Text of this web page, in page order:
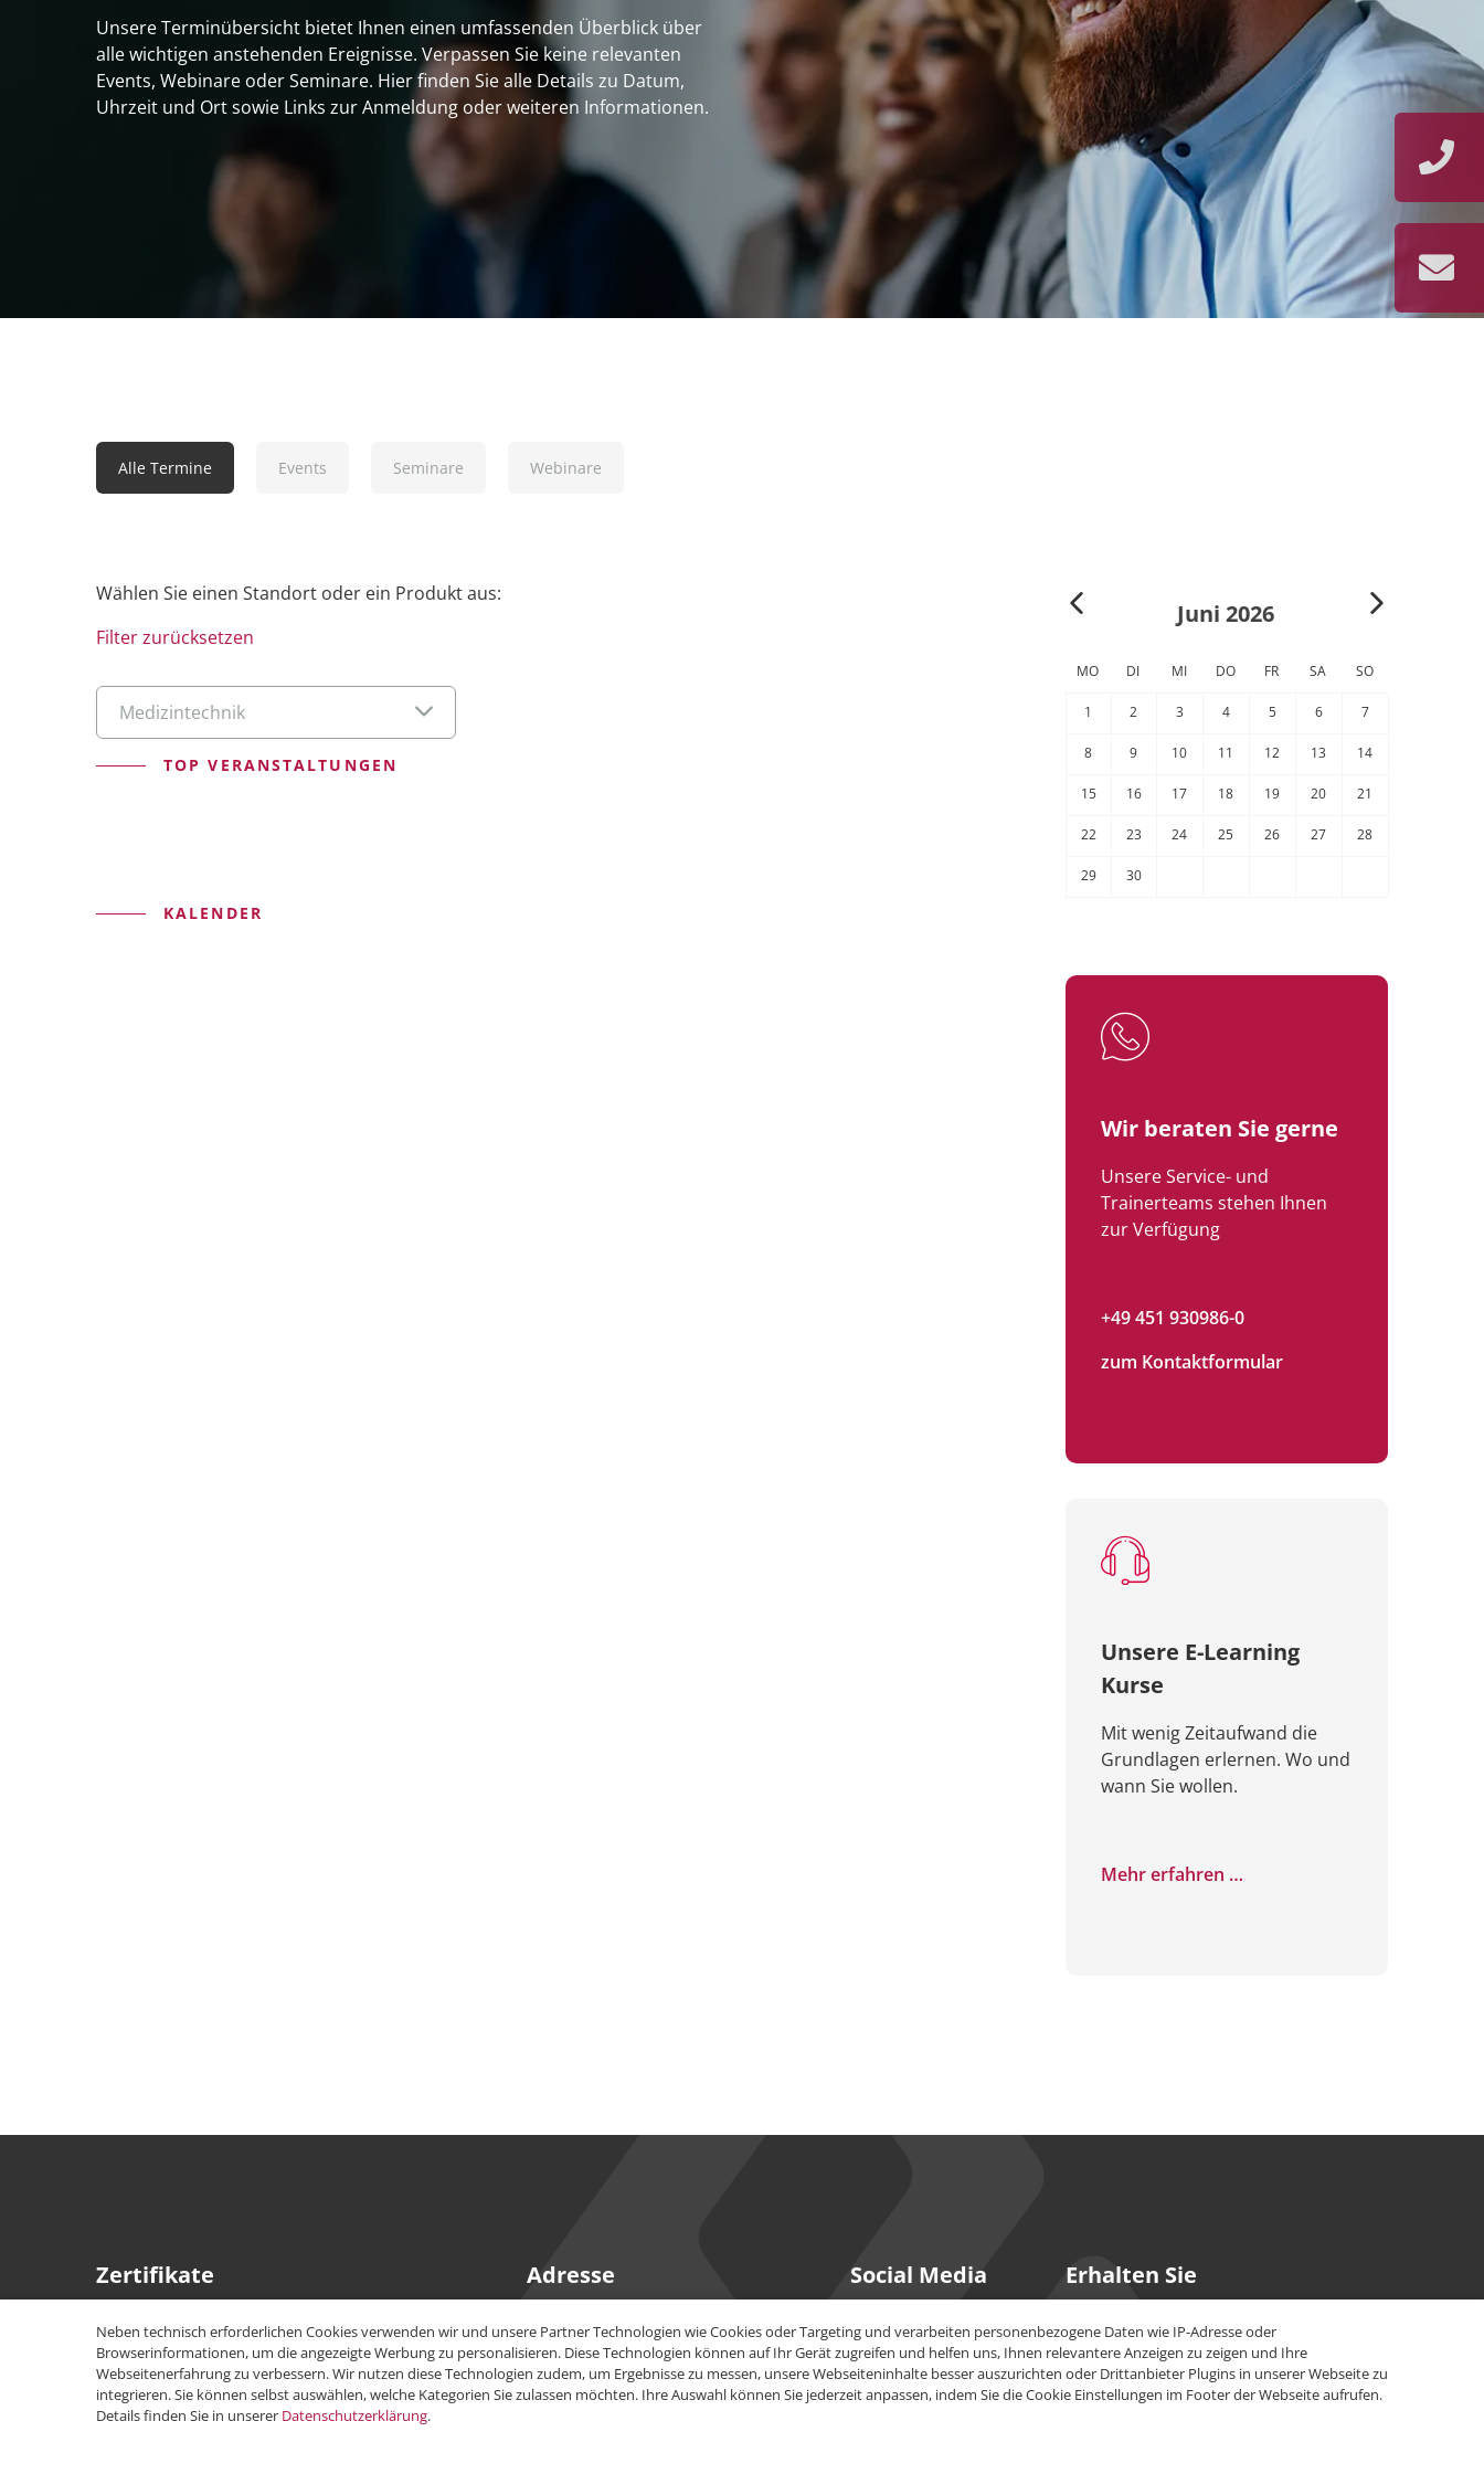
Digital Thread
Engineering & Risk Management
PeakAvenue FaultTree+
PeakAvenue PPAP
Unsere Terminübersicht bietet Ihnen einen umfassenden Überblick über
alle wichtigen anstehenden Ereignisse. Verpassen Sie keine relevanten
Events, Webinare oder Seminare. Hier finden Sie alle Details zu Datum,
Uhrzeit und Ort sowie Links zur Anmeldung oder weiteren Informationen.
Alle Termine Events Seminare Webinare
Wählen Sie einen Standort oder ein Produkt aus:
Filter zurücksetzen
Medizintechnik
TOP VERANSTALTUNGEN
KALENDER
Juni 2026
MO DI MI DO FR SA SO
1 2 3 4 5 6 7
8 9 10 11 12 13 14
15 16 17 18 19 20 21
22 23 24 25 26 27 28
29 30
Wir beraten Sie gerne
Unsere Service- und
Trainerteams stehen Ihnen
zur Verfügung
+49 451 930986-0
zum Kontaktformular
Unsere E-Learning
Kurse
Mit wenig Zeitaufwand die
Grundlagen erlernen. Wo und
wann Sie wollen.
Mehr erfahren …
Zertifikate Adresse
PeakAvenue GmbH
Maria-Goeppert-Str. 15
23562 Lübeck
Social Media
YouTube
LinkedIn
Erhalten Sie
unsere Updates
Bleiben Sie stets informiert über unsere
neuesten Innovationen und Erfolgstipps.
Neben technisch erforderlichen Cookies verwenden wir und unsere Partner Technologien wie Cookies oder Targeting und verarbeiten personenbezogene Daten wie IP-Adresse oder
Browserinformationen, um die angezeigte Werbung zu personalisieren. Diese Technologien können auf Ihr Gerät zugreifen und helfen uns, Ihnen relevantere Anzeigen zu zeigen und Ihre
Webseitenerfahrung zu verbessern. Wir nutzen diese Technologien zudem, um Ergebnisse zu messen, unsere Webseiteninhalte besser auszurichten oder Drittanbieter Plugins in unserer Webseite zu
integrieren. Sie können selbst auswählen, welche Kategorien Sie zulassen möchten. Ihre Auswahl können Sie jederzeit anpassen, indem Sie die Cookie Einstellungen im Footer der Webseite aufrufen.
Details finden Sie in unserer Datenschutzerklärung.